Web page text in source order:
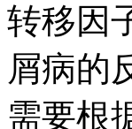
转移因
屑病的
需要根